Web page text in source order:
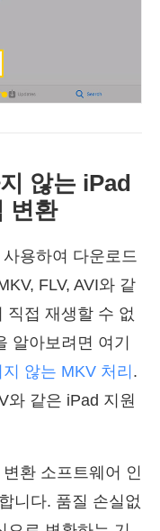
않는 iPad
변환
용하여 다운로드
FLV, AVI와 같
직접 재생할 수 없
알아보려면 여기
않는 MKV 처리 .
와 같은 iPad 지원
환 소프트웨어 인
니다. 품질 손실없